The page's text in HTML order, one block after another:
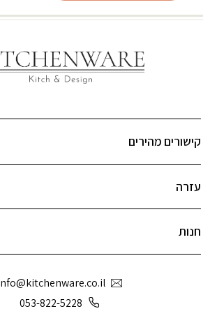
קישורים מהירים
עזרה
חנות
053-822-5228